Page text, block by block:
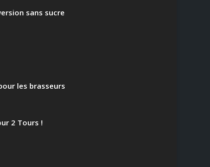
sans sucre
les brasseurs
2 Tours !